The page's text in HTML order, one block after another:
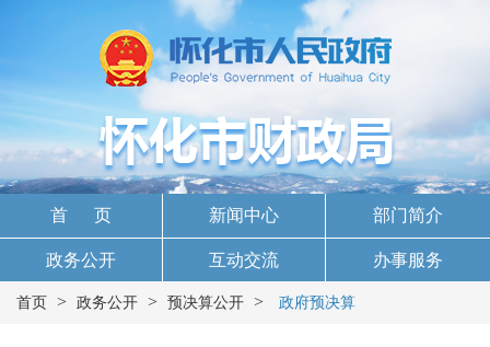
首 页 新闻中心 部门简介
政务公开 互动交流 办事服务
首页 > 政务公开 > 预决算公开 > 政府预决算